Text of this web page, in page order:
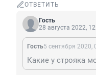
ОТВЕТИТЬ
Гость
28 августа 2022,
Гость5 сентября 2020,